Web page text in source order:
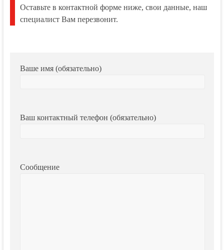
Оставьте в контактной форме ниже, свои данные, наш
специалист Вам перезвонит.
Ваше имя (обязательно)
Ваш контактный телефон (обязательно)
Сообщение